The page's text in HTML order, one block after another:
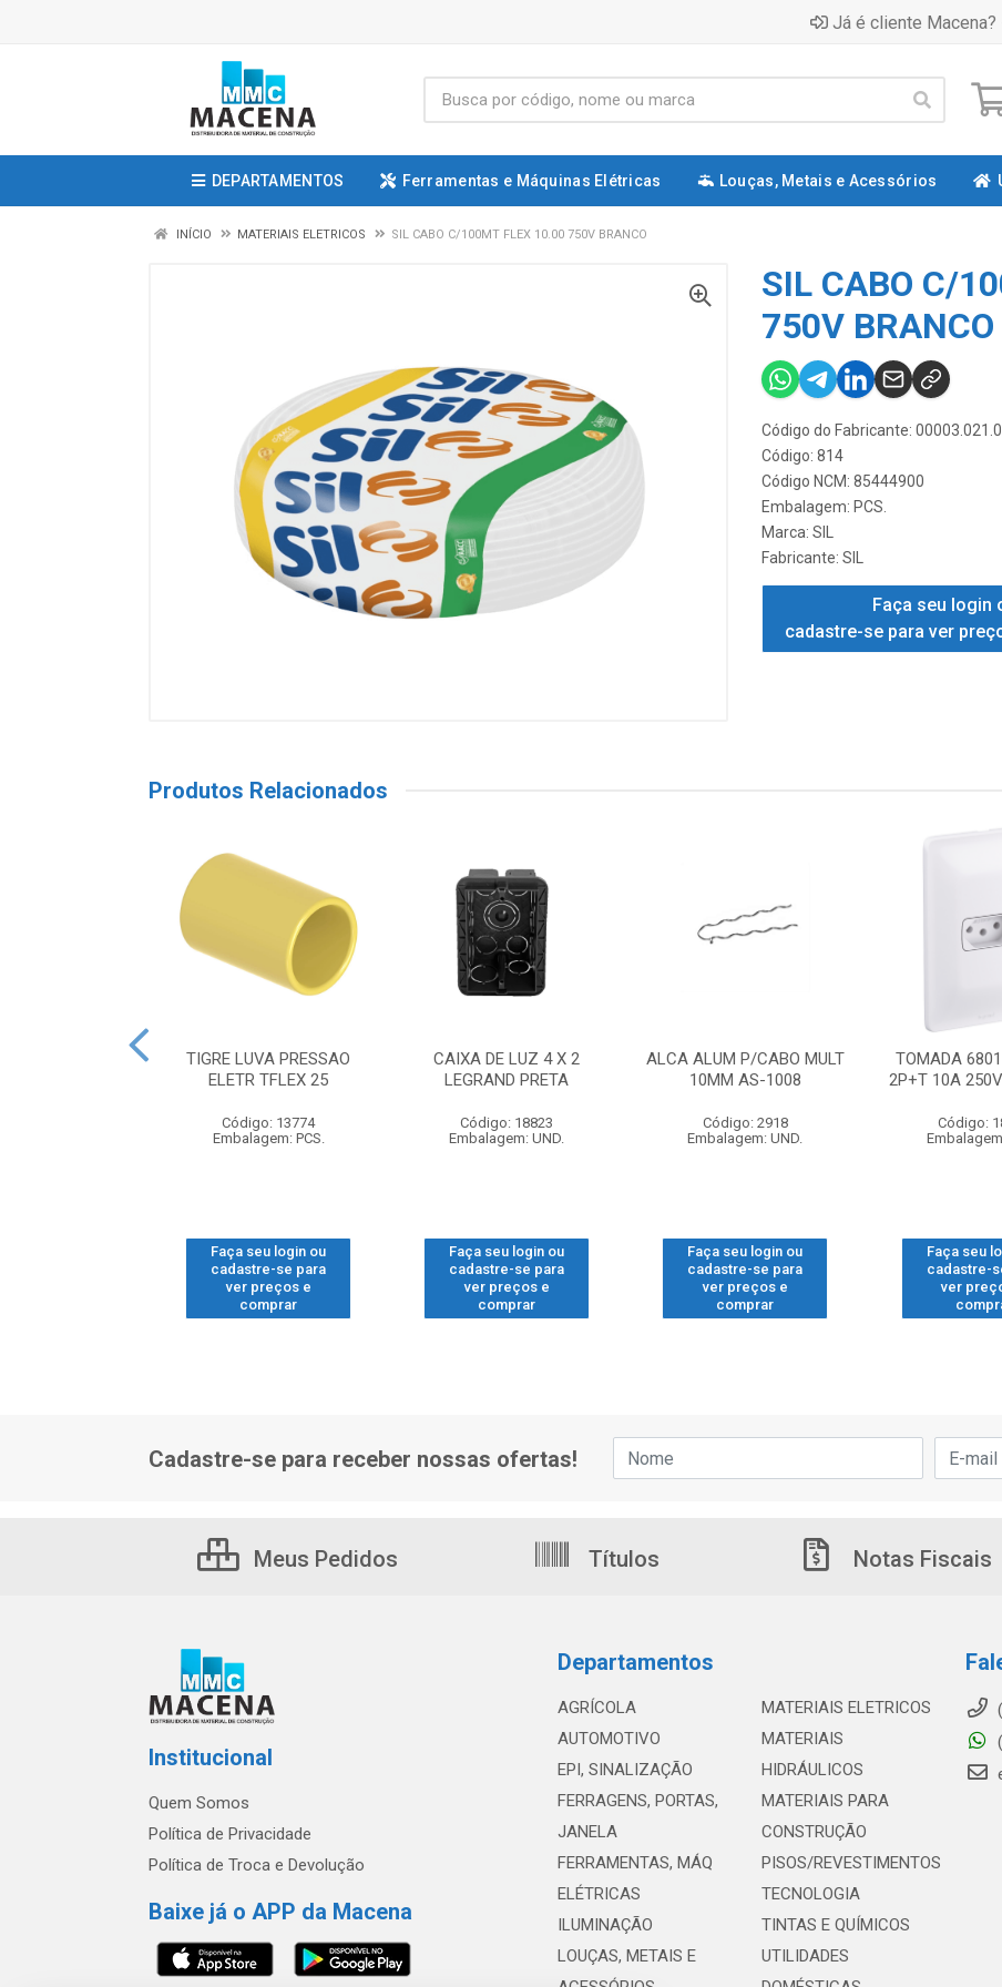
Já é cliente Macena?
DEPARTAMENTOS Ferramentas e Máquinas Elétricas Louças, Metais e Acessórios
INÍCIO MATERIAIS ELETRICOS SIL CABO C/100MT FLEX 10.00 750V BRANCO
SIL CABO C/
750V BRANCO
Código do Fabricante:
Código: 814
Código NCM: 85444900
Embalagem: PCS.
Marca: SIL
Fabricante: SIL
Faça seu login
cadastre-se para ver
Produtos Relacionados
TIGRE LUVA PRESSAO
ELETR TFLEX 25
Código: 13774
Embalagem: PCS.
Faça seu login ou
cadastre-se para
ver preços e
comprar
CAIXA DE LUZ 4 X 2
LEGRAND PRETA
Código: 18823
Embalagem: UND.
Faça seu login ou
cadastre-se para
ver preços e
comprar
ALCA ALUM P/CABO MULT
10MM AS-1008
Código: 2918
Embalagem: UND.
Faça seu login ou
cadastre-se para
ver preços e
comprar
TOMADA
2P+T 10A
Código:
Faça seu
cadastre-
ver
Cadastre-se para receber nossas ofertas!
Meus Pedidos Títulos Notas Fiscais
Institucional
Quem Somos
Política de Privacidade
Política de Troca e Devolução
Baixe já o APP da Macena
Departamentos
AGRÍCOLA
AUTOMOTIVO
EPI, SINALIZAÇÃO
FERRAGENS, PORTAS,
JANELA
FERRAMENTAS, MÁQ
ELÉTRICAS
ILUMINAÇÃO
LOUÇAS, METAIS E
MATERIAIS ELETRICOS
MATERIAIS
HIDRÁULICOS
MATERIAIS PARA
CONSTRUÇÃO
PISOS/REVESTIMENTOS
TECNOLOGIA
TINTAS E QUÍMICOS
UTILIDADES